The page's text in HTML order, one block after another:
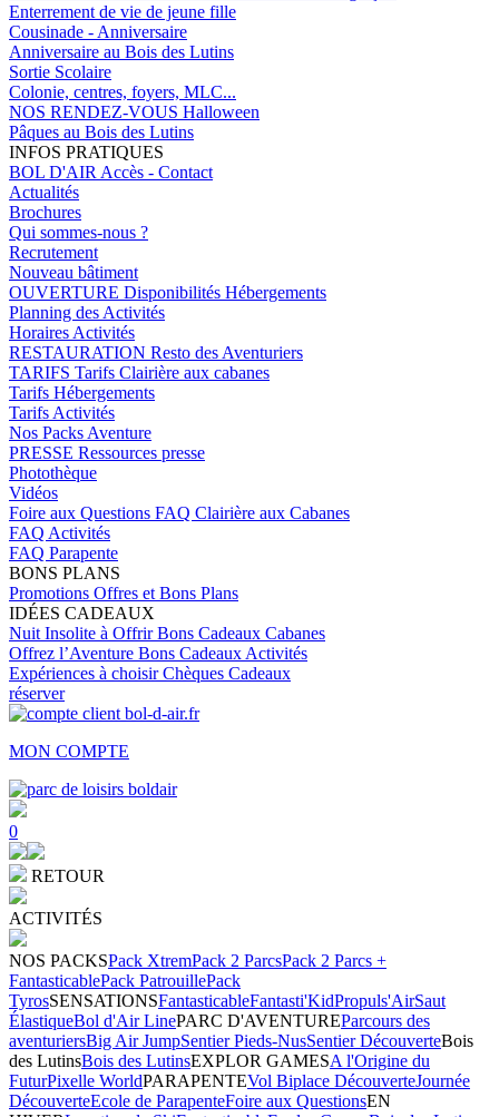
Enterrement de vie de jeune fille
Cousinade - Anniversaire
Anniversaire au Bois des Lutins
Sortie Scolaire
Colonie, centres, foyers, MLC...
NOS RENDEZ-VOUS Halloween
Pâques au Bois des Lutins
INFOS PRATIQUES
BOL D'AIR Accès - Contact
Actualités
Brochures
Qui sommes-nous ?
Recrutement
Nouveau bâtiment
OUVERTURE Disponibilités Hébergements
Planning des Activités
Horaires Activités
RESTAURATION Resto des Aventuriers
TARIFS Tarifs Clairière aux cabanes
Tarifs Hébergements
Tarifs Activités
Nos Packs Aventure
PRESSE Ressources presse
Photothèque
Vidéos
Foire aux Questions FAQ Clairière aux Cabanes
FAQ Activités
FAQ Parapente
BONS PLANS
Promotions Offres et Bons Plans
IDÉES CADEAUX
Nuit Insolite à OffrirBons Cadeaux Cabanes
Offrez l’Aventure Bons Cadeaux Activités
Expériences à choisirChèques Cadeaux
réserver
MON COMPTE
0
RETOUR
ACTIVITÉS
NOS PACKSPack XtremPack 2 ParcsPack 2 Parcs +
FantasticablePack PatrouillePack
TyrosSENSATIONSFantasticableFantasti'KidPropuls'AirSaut
ÉlastiqueBol d'Air LinePARC D'AVENTUREParcours des
aventuriersBig Air JumpSentier Pieds-NusSentier DécouverteBois
des LutinsBois des LutinsEXPLOR GAMESA l'Origine du
FuturPixelle WorldPARAPENTEVol Biplace DécouverteJournée
DécouverteEcole de ParapenteFoire aux QuestionsEN